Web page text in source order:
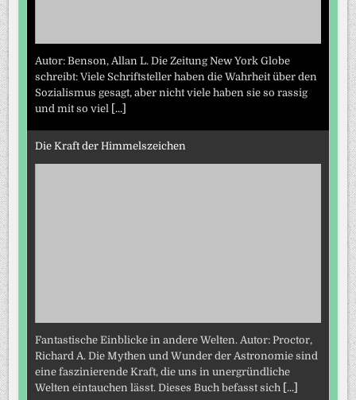
Autor: Benson, Allan L. Die Zeitung New York Globe
schreibt: Viele Schriftsteller haben die Wahrheit über den
Sozialismus gesagt, aber nicht viele haben sie so rassig
und mit so viel [...]
Die Kraft der Himmelszeichen
Fantastische Einblicke in andere Welten. Autor: Proctor,
Richard A. Die Mythen und Wunder der Astronomie sind
eine faszinierende Kraft, die uns in unergründliche
Welten eintauchen lässt. Dieses Buch befasst sich [...]